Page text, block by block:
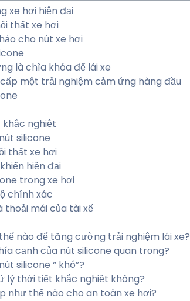
xe hơi hiện đại
thất xe hơi
cho nút xe hơi
là chìa khóa để lái xe
một trải nghiệm cảm ứng hàng đầu
nghiệt
silicone
thất xe hơi
hiện đại
trong xe hơi
chính xác
mái của tài xế
nào để tăng cường trải nghiệm lái xe?
cạnh của nút silicone quan trọng?
silicone “ khó”?
lý thời tiết khắc nghiệt không?
như thế nào cho an toàn xe hơi?